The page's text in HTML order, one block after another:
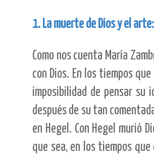
1. La muerte de Dios y el
Como nos cuenta María
con Dios. En los tiempos
imposibilidad de pensar su
después de su tan
en Hegel. Con Hegel murió
que sea, en los tiempos